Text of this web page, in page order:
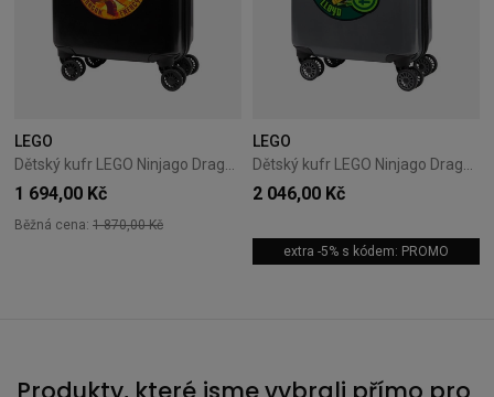
LEGO
1 694,00 Kč
Běžná cena: 1 870,00 Kč
LEGO
2 046,00 Kč
extra -5% s kódem: PROMO